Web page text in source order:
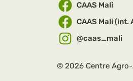
CAAS Mali
CAAS Mali (int.
@caas_mali
© 2026 Centre